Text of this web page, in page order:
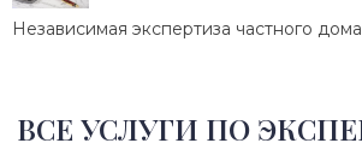
Независимая экспертиза частного дома
ВСЕ УСЛУГИ ПО